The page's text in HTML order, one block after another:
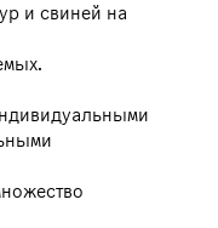
и свиней на